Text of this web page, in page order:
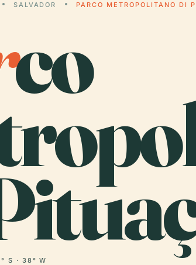
SALVADOR PARCO METROPOLITANO DI
co
S · 38° W